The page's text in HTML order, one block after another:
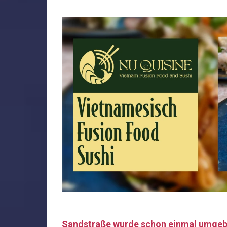
Sandstraße wurde schon einmal